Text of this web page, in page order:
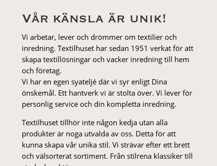
Vår känsla är unik!
Vi arbetar, lever och drömmer om textilier och
inredning. Textilhuset har sedan 1951 verkat för att
skapa textillösningar och vacker inredning till hem
och företag.
Vi har en egen syateljé där vi syr enligt Dina
önskemål. Ett hantverk vi är stolta över. Vi lever för
personlig service och din kompletta inredning.
Textilhuset tillhör inte någon kedja utan alla
produkter är noga utvalda av oss. Detta för att
kunna skapa vår unika stil. Vi strä­var efter ett brett
och välsorterat sor­ti­ment. Från stil­rena klas­siker till